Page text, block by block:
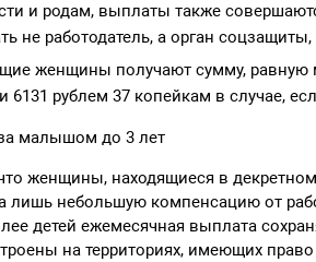
и родам, выплаты также
не работодатель, а орган
женщины получают сумму, равную
рублем 37 копейкам в случае,
малышом до 3 лет
женщины, находящиеся в
лишь небольшую компенсацию от
детей ежемесячная выплата
на территориях, имеющих